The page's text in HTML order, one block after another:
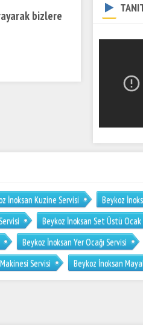
bizlere
İnoksan Kuzine Servisi
Beykoz
Beykoz İnoksan Set Üstü Ocak
Beykoz İnoksan Yer Ocağı Servisi
Servisi Beykoz İnoksan